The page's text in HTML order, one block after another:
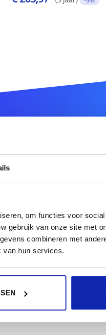
om functies voor
gebruik van onze site met
combineren met
van hun services.
.com.sg
Ontdek hier ons